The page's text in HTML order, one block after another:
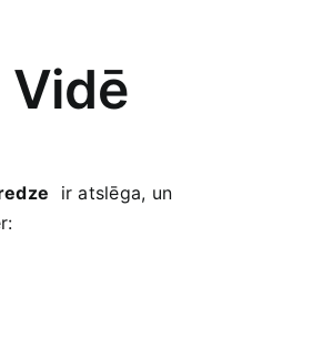
Vidē
‍ ir atslēga, un